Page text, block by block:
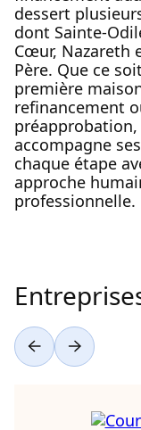
dessert
dont Sainte-
Cœur, Nazareth
Père. Que ce
première
refinancement
accompagne
chaque étape
approche
professionnelle.